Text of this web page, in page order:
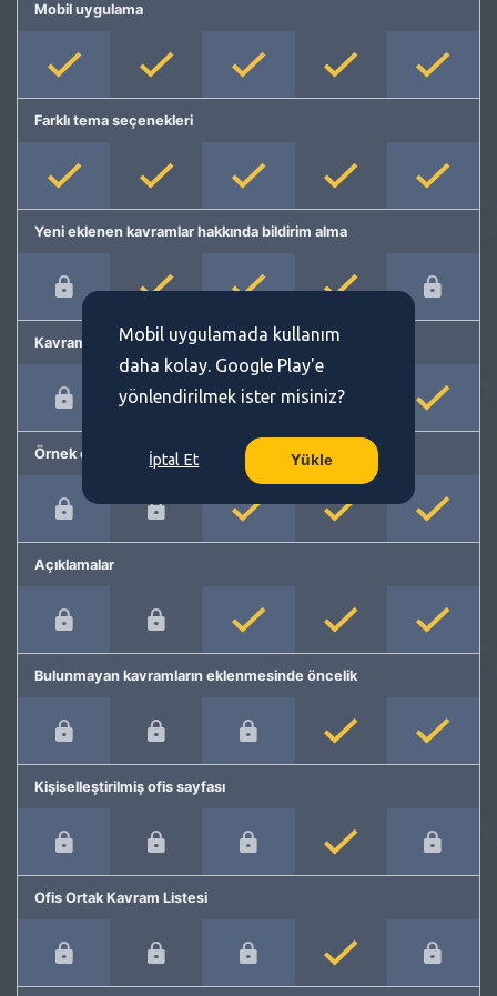
Mobil uygulama
Farklı tema seçenekleri
Yeni eklenen kavramlar hakkında bildirim alma
Kavram önerme
Örnek cümleler
Açıklamalar
Bulunmayan kavramların eklenmesinde öncelik
Kişiselleştirilmiş ofis sayfası
Ofis Ortak Kavram Listesi
Mobil uygulamada kullanım
daha kolay. Google Play'e
yönlendirilmek ister misiniz?
İptal Et Yükle